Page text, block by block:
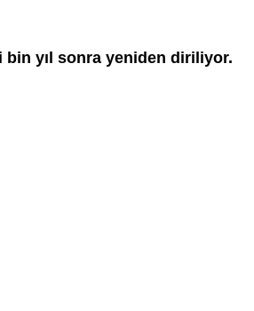
bin yıl sonra yeniden diriliyor.